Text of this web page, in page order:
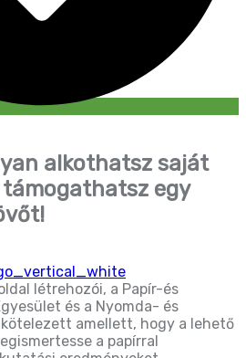
alkothatsz saját
egy
létrehozói, a Papír-és
és a Nyomda- és
amellett, hogy a lehető
a papírral